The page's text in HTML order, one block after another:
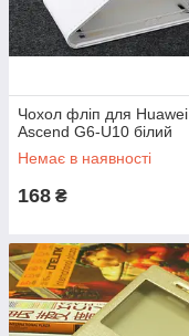
Чохол фліп для Huawei
Ascend G6-U10 білий
Немає в наявності
168 ₴